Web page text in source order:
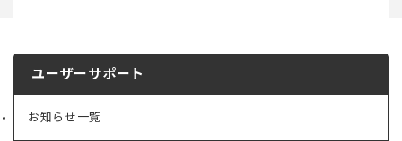
ユーザーサポート
お知らせ一覧